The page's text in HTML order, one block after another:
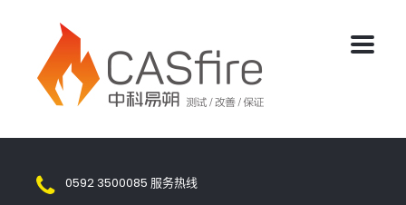
0592 3500085 服务热线